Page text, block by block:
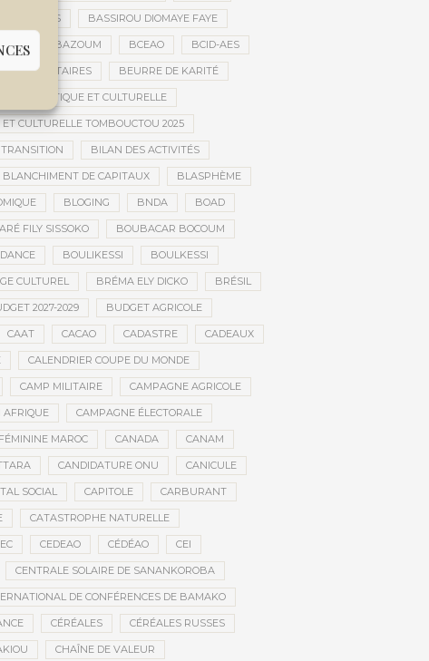
BARS BASSIROU DIOMAYE FAYE
BAZOUM BCEAO BCID-AES
HUMANITAIRES BEURRE DE KARITÉ
ARTISTIQUE ET CULTURELLE
CULTURELLE TOMBOUCTOU 2025
BILAN DES ACTIVITÉS
BLANCHIMENT DE CAPITAUX BLASPHÈME
BLOGING BNDA BOAD
FILY SISSOKO BOUBACAR BOCOUM
BOULIKESSI BOULKESSI
CULTUREL BRÉMA ELY DICKO BRÉSIL
2027-2029 BUDGET AGRICOLE
CAAT CACAO CADASTRE CADEAUX
CALENDRIER COUPE DU MONDE
CAMP MILITAIRE CAMPAGNE AGRICOLE
AFRIQUE CAMPAGNE ÉLECTORALE
MAROC CANADA CANAM
CANDIDATURE ONU CANICULE
SOCIAL CAPITOLE CARBURANT
CATASTROPHE NATURELLE
CEDEAO CÉDÉAO CEI
CENTRALE SOLAIRE DE SANANKOROBA
DE CONFÉRENCES DE BAMAKO
CÉRÉALES CÉRÉALES RUSSES
CHAÎNE DE VALEUR